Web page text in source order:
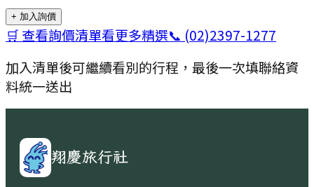
+ 加入詢價
🛒 查看詢價清單看更多精選📞 (02)2397-1277
加入清單後可繼續看別的行程，最後一次填聯絡資
料統一送出
翔慶旅行社